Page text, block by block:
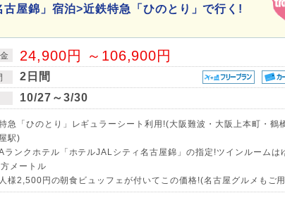
屋錦」宿泊>近鉄特急「ひのとり」で行く!
24,900円 ～106,900円
2日間
10/27～3/30
急「ひのとり」レギュラーシート利用!(大阪難波・大阪上本町・鶴
駅)
ランクホテル「ホテルJALシティ名古屋錦」の指定!ツインルームは
メートル
様2,500円の朝食ビュッフェが付いてこの価格!(名古屋グルメもご